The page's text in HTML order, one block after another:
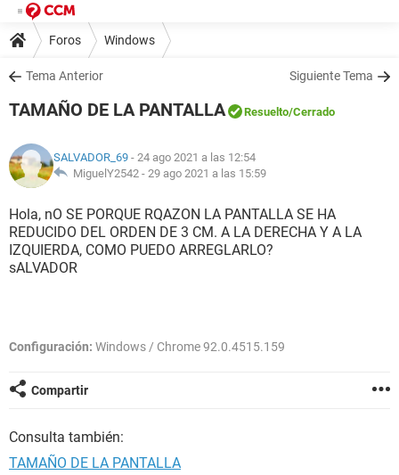
Foros Windows
Tema Anterior Siguiente Tema
TAMAÑO DE LA PANTALLA Resuelto/Cerrado
SALVADOR_69 - 24 ago 2021 a las 12:54
MiguelY2542 - 29 ago 2021 a las 15:59
Hola, nO SE PORQUE RQAZON LA PANTALLA SE HA
REDUCIDO DEL ORDEN DE 3 CM. A LA DERECHA Y A LA
IZQUIERDA, COMO PUEDO ARREGLARLO?
sALVADOR
Configuración: Windows / Chrome 92.0.4515.159
Compartir
Consulta también:
TAMAÑO DE LA PANTALLA